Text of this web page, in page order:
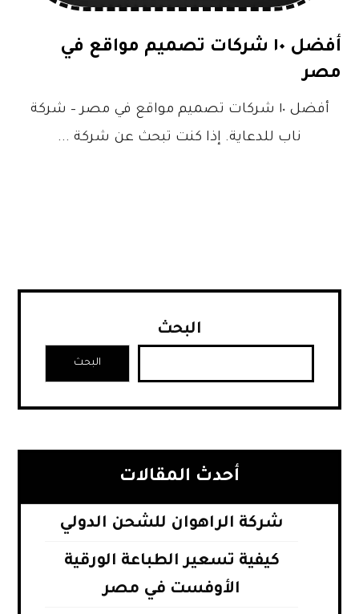
أفضل ١٠ شركات تصميم مواقع في
مصر
أفضل ١٠ شركات تصميم مواقع في مصر – شركة
ناب للدعاية. إذا كنت تبحث عن شركة ...
البحث
البحث
أحدث المقالات
شركة الراهوان للشحن الدولي
كيفية تسعير الطباعة الورقية
الأوفست في مصر